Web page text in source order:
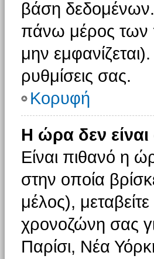
βάση δεδομένων.
πάνω μέρος των
μην
ρυθμίσεις σας.
Κορυφή
Η ώρα δεν
Είναι πιθανό η
στην οποία
μέλος),
χρονοζώνη σας
Παρίσι, Νέα